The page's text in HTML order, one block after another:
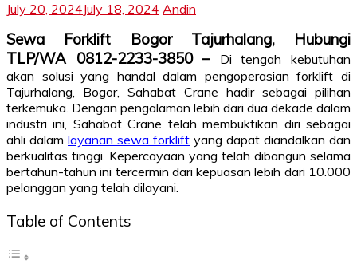
July 20, 2024July 18, 2024 Andin
Sewa Forklift Bogor Tajurhalang, Hubungi
TLP/WA 0812-2233-3850 –
Di tengah kebutuhan
akan solusi yang handal dalam pengoperasian forklift di
Tajurhalang, Bogor, Sahabat Crane hadir sebagai pilihan
terkemuka. Dengan pengalaman lebih dari dua dekade dalam
industri ini, Sahabat Crane telah membuktikan diri sebagai
ahli dalam layanan sewa forklift yang dapat diandalkan dan
berkualitas tinggi. Kepercayaan yang telah dibangun selama
bertahun-tahun ini tercermin dari kepuasan lebih dari 10.000
pelanggan yang telah dilayani.
Table of Contents